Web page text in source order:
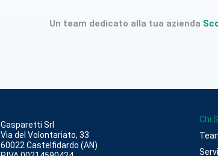
Un team dedicato alla tua azienda
Gasparetti Srl
Via del Volontariato, 33
60022 Castelfidardo (AN)
Chi